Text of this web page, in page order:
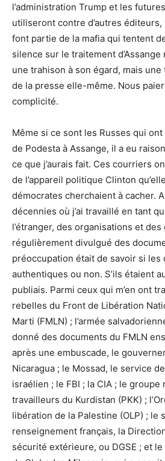
l’administration Trump et les
utiliseront contre d’autres
font partie de la mafia qui tentent
silence sur le traitement d’Assange
une trahison à son égard, mais
de la presse elle-même. Nous
complicité.
Même si ce sont les Russes qui
de Podesta à Assange, il a eu
ce que j’aurais fait. Ces courriers
de l’appareil politique Clinton
démocrates cherchaient à cacher.
décennies où j’ai travaillé en tant
l’étranger, des organisations et
régulièrement divulgué des
préoccupation était de savoir si les
authentiques ou non. S’ils étaient
publiais. Parmi ceux qui m’en ont
rebelles du Front de Libération
Marti (FMLN) ; l’armée
donné des documents du FMLN
après une embuscade, le
Nicaragua ; le Mossad, le service
israélien ; le FBI ; la CIA ; le
travailleurs du Kurdistan (PKK) ;
libération de la Palestine (OLP) ; le
renseignement français, la
sécurité extérieure, ou DGSE ; et